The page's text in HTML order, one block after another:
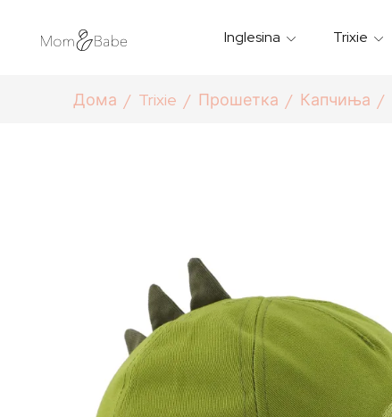
Inglesina Trixie
Дома Trixie Прошетка Капчиња